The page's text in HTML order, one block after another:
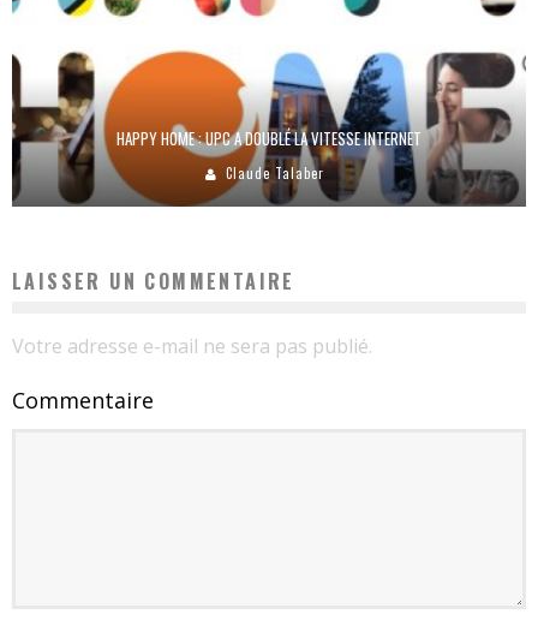
HAPPY HOME : UPC A DOUBLÉ LA VITESSE INTERNET
Claude Talaber
LAISSER UN COMMENTAIRE
Votre adresse e-mail ne sera pas publié.
Commentaire